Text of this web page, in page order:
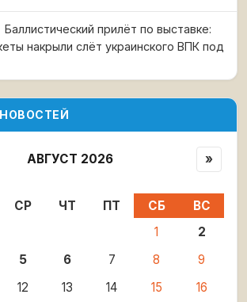
Баллистический прилёт по выставке:
накрыли слёт украинского ВПК под
АВГУСТ 2026 »
СР ЧТ ПТ СБ
ВС
1
2
5 6 7 8
9
12 13 14 15
16